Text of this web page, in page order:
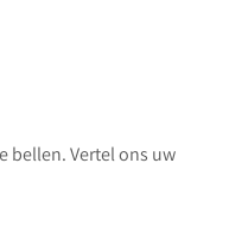
bellen. Vertel ons uw